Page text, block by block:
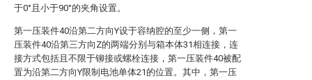
于0°且小于90°的夹角设置。
第一压装件40沿第二方向Y设于容纳腔的至少一侧，第一
压装件40沿第三方向Z的两端分别与箱本体31相连接，连
接方式包括且不限于铆接或螺栓连接，第一压装件40被配
置为沿第二方向Y限制电池单体21的位置。其中，第一压